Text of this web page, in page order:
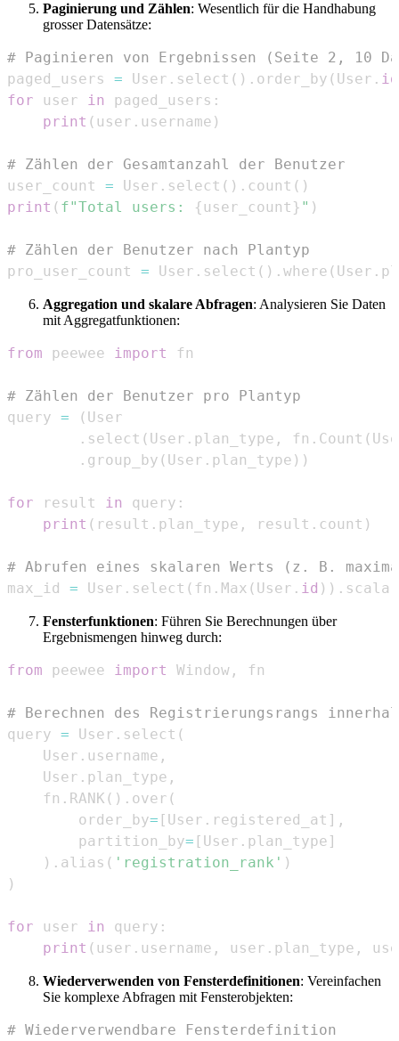
Paginierung und Zählen: Wesentlich für die Handhabung
grosser Datensätze:
# Paginieren von Ergebnissen (Seite 2, 10
paged_users = User . select ( ) . order_by ( User . id
for user in paged_users :
print ( user . username )
# Zählen der Gesamtanzahl der Benutzer
user_count = User . select ( ) . count ( )
print ( f"Total users: {user_count } " )
# Zählen der Benutzer nach Plantyp
pro_user_count = User . select ( ) . where ( User .
Aggregation und skalare Abfragen: Analysieren Sie Daten
mit Aggregatfunktionen:
from peewee import
# Zählen der Benutzer pro Plantyp
query = (
. select ( User . plan_type , fn . Count (
. group_by ( User . plan_type ) )
for result in query :
print ( result . plan_type , result . count )
# Abrufen eines skalaren Werts (z. B.
max_id = User . select ( fn . Max ( User . id ) ) . scalar
Fensterfunktionen: Führen Sie Berechnungen über
Ergebnismengen hinweg durch:
from peewee import Window ,
# Berechnen des Registrierungsrangs
query = User . select (
    User
. username ,
    User
. plan_type ,
    fn
. RANK ( ) . over (
        order_by
= [ User . registered_at ] ,
        partition_by
= [ User . plan_type ]
) . alias ( 'registration_rank' )
)
for user in query :
print ( user . username , user . plan_type ,
Wiederverwenden von Fensterdefinitionen: Vereinfachen
Sie komplexe Abfragen mit Fensterobjekten:
# Wiederverwendbare Fensterdefinition